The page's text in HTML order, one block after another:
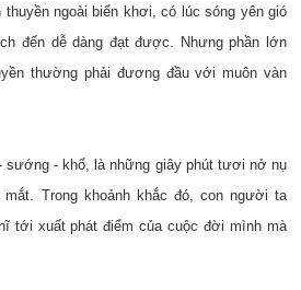
ngoài biển khơi, có lúc sóng yên gió
đến dễ dàng đạt được. Nhưng phần lớn
thường phải đương đầu với muôn vàn
sướng - khổ, là những giây phút tươi nở nụ
Trong khoảnh khắc đó, con người ta
tới xuất phát điểm của cuộc đời mình mà